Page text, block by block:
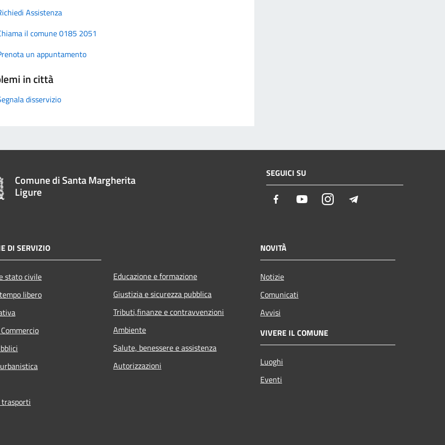
Assistenza
il comune 0185 2051
un appuntamento
in città
disservizio
Comune di Santa Margherita
Ligure
SEGUICI SU
Facebook YoutubeInstagram
DI SERVIZIO
stato civile
libero
Educazione e formazione
Giustizia e sicurezza pubblica
Tributi,finanze e contravvenzioni
Ambiente
Salute, benessere e assistenza
Autorizzazioni
NOVITÀ
Notizie
Comunicati
Avvisi
VIVERE IL COMUNE
Luoghi
Eventi